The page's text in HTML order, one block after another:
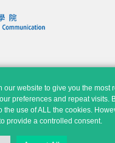
our website to give you the most
preferences and repeat visits.
the use of ALL the cookies.
provide a controlled consent.